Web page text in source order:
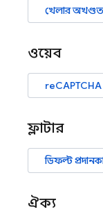
খেলার
ওয়েব
reCAPTCHA
ফ্লাটার
ডিফল্ট
ঐক্য